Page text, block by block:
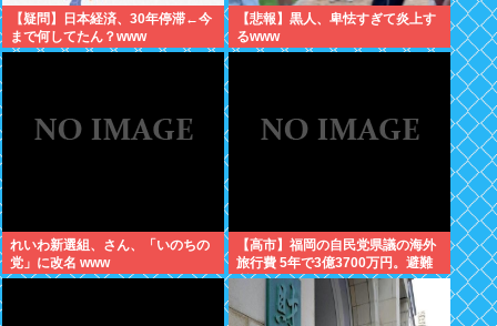
【疑問】日本経済、30年停滞←今
まで何してたん？www
【悲報】黒人、卑怯すぎて炎上す
るwww
れいわ新選組、さん、「いのちの
党」に改名 www
【高市】福岡の自民党県議の海外
旅行費 5年で3億3700万円。避難
所で使えるテント 1個2万円。